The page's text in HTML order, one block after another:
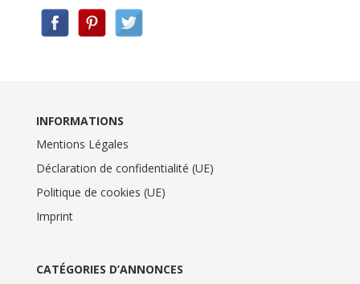
INFORMATIONS
Mentions Légales
Déclaration de confidentialité (UE)
Politique de cookies (UE)
Imprint
CATÉGORIES D’ANNONCES